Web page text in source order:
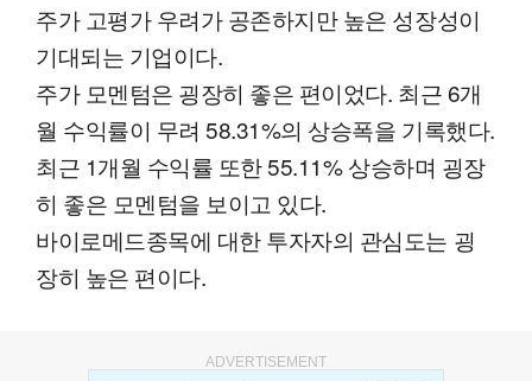
주가 고평가 우려가 공존하지만 높은 성장성이
기대되는 기업이다.
주가 모멘텀은 굉장히 좋은 편이었다. 최근 6개
월 수익률이 무려 58.31%의 상승폭을 기록했다.
최근 1개월 수익률 또한 55.11% 상승하며 굉장
히 좋은 모멘텀을 보이고 있다.
바이로메드종목에 대한 투자자의 관심도는 굉
장히 높은 편이다.
ADVERTISEMENT